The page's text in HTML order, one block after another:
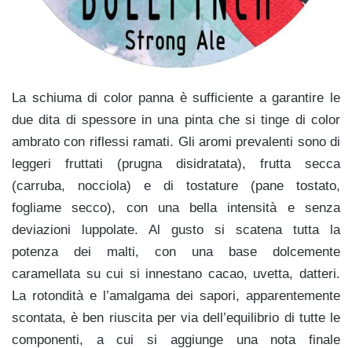
La schiuma di color panna è sufficiente a garantire le
due dita di spessore in una pinta che si tinge di color
ambrato con riflessi ramati. Gli aromi prevalenti sono di
leggeri fruttati (prugna disidratata), frutta secca
(carruba, nocciola) e di tostature (pane tostato,
fogliame secco), con una bella intensità e senza
deviazioni luppolate. Al gusto si scatena tutta la
potenza dei malti, con una base dolcemente
caramellata su cui si innestano cacao, uvetta, datteri.
La rotondità e l’amalgama dei sapori, apparentemente
scontata, è ben riuscita per via dell’equilibrio di tutte le
componenti, a cui si aggiunge una nota finale